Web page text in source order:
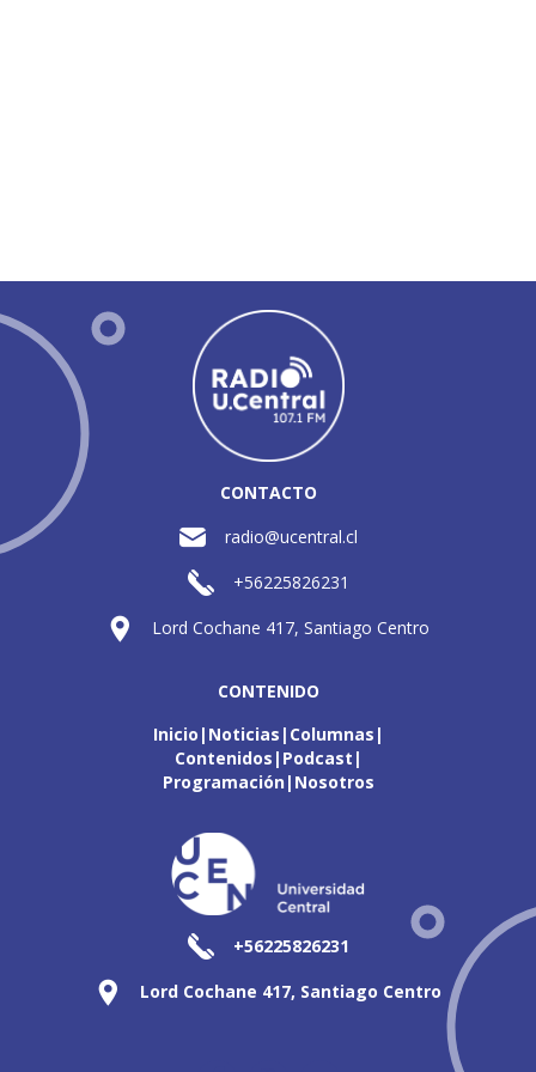
CONTACTO
radio@ucentral.cl
+56225826231
Lord Cochane 417, Santiago Centro
CONTENIDO
Inicio Noticias Columnas
Contenidos Podcast
Programación Nosotros
+56225826231
Lord Cochane 417, Santiago Centro